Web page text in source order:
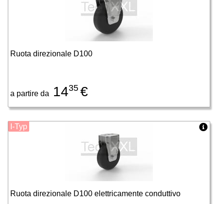
Ruota direzionale D100
a partire da 1435 €
Ruota direzionale D100 elettricamente conduttivo
I-Typ